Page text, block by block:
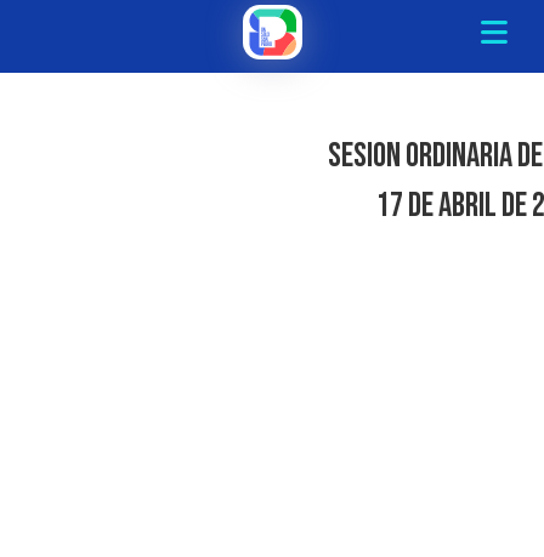
Sesion Ordinaria
17 de Abril de